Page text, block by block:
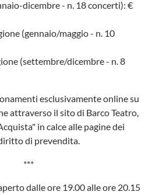
dicembre - n. 18 concerti): €
(gennaio/maggio - n. 10
(settembre/dicembre - n. 8
esclusivamente online su
attraverso il sito di Barco Teatro,
in calce alle pagine dei
di prevendita.
***
dalle ore 19.00 alle ore 20.15